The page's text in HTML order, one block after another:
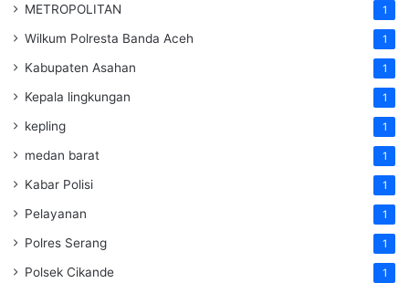
METROPOLITAN 1
Wilkum Polresta Banda Aceh 1
Kabupaten Asahan 1
Kepala lingkungan 1
kepling 1
medan barat 1
Kabar Polisi 1
Pelayanan 1
Polres Serang 1
Polsek Cikande 1